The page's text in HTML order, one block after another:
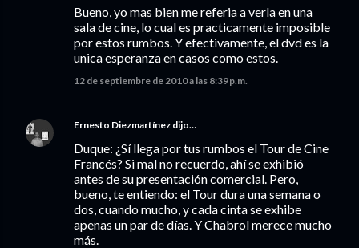
Bueno, yo mas bien me referia a verla en una
sala de cine, lo cual es practicamente imposible
por estos rumbos. Y efectivamente, el dvd es la
unica esperanza en casos como estos.
12 de septiembre de 2010 a las 8:39 p.m.
Ernesto Diezmartínez dijo…
Duque: ¿Sí llega por tus rumbos el Tour de Cine
Francés? Si mal no recuerdo, ahí se exhibió
antes de su presentación comercial. Pero,
bueno, te entiendo: el Tour dura una semana o
dos, cuando mucho, y cada cinta se exhibe
apenas un par de días. Y Chabrol merece mucho
más.